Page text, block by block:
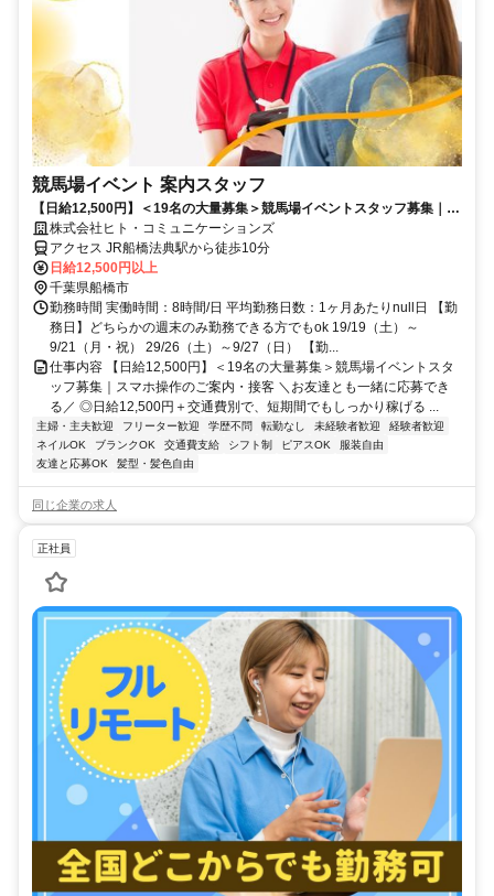
競馬場イベント 案内スタッフ
【日給12,500円】＜19名の大量募集＞競馬場イベントスタッフ募集｜ス
マホ操作のご案内・接客
株式会社ヒト・コミュニケーションズ
アクセス JR船橋法典駅から徒歩10分
日給12,500円以上
千葉県船橋市
勤務時間 実働時間：8時間/日 平均勤務日数：1ヶ月あたりnull日 【勤
務日】どちらかの週末のみ勤務できる方でもok 19/19（土）～
9/21（月・祝） 29/26（土）～9/27（日） 【勤...
仕事内容 【日給12,500円】＜19名の大量募集＞競馬場イベントスタ
ッフ募集｜スマホ操作のご案内・接客 ＼お友達とも一緒に応募でき
る／ ◎日給12,500円＋交通費別で、短期間でもしっかり稼げる ...
主婦・主夫歓迎 フリーター歓迎 学歴不問 転勤なし 未経験者歓迎
経験者歓迎
ネイルOK
ブランクOK 交通費支給 シフト制 ピアスOK
服装自由
友達と応募OK
髪型・髪色自由
同じ企業の求人
正社員